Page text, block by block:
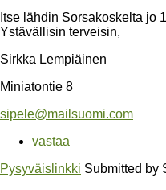
Itse lähdin Sorsakoskelta jo
Ystävällisin terveisin,
Sirkka Lempiäinen
Miniatontie 8
sipele@mailsuomi.com
vastaa
Pysyväislinkki Submitted by